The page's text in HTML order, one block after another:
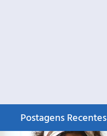
Postagens Recentes